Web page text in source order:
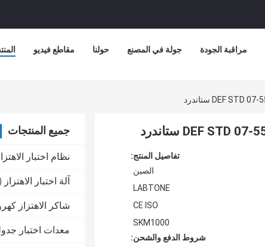
مقاطع فيديو حولنا جولة في المصنع مراقبة الجودة
جميع المنتجات
نظام اختبار
آلة اختبار الاهتزاز
شاكر الاهتزاز
معدات اختبار
تفاصيل المنتج:
الصين
LABTONE
CE ISO
SKM1000
شروط الدفع والشحن: